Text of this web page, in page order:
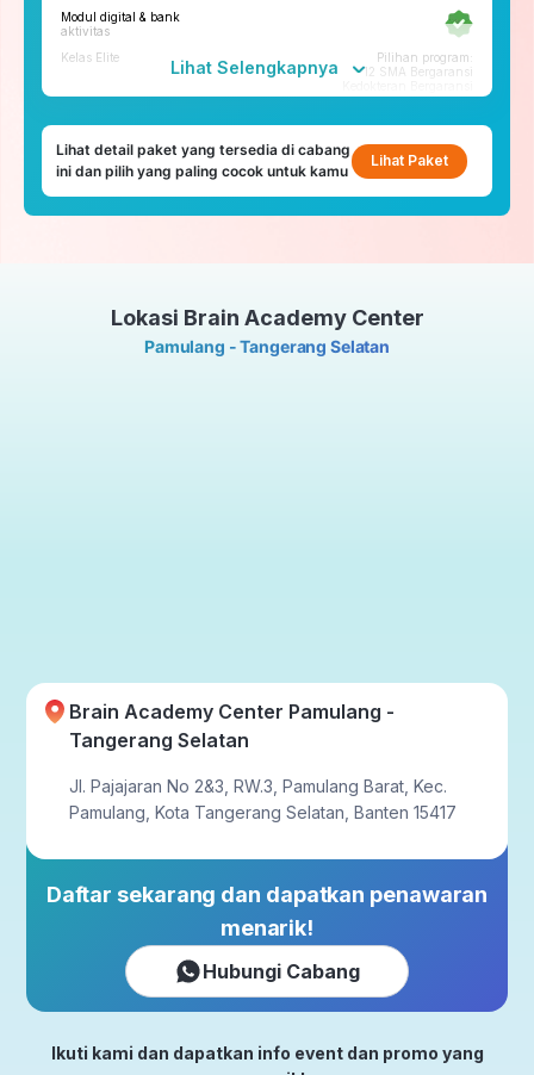
Tryout
Tryout Basic & Premium
23x setahun
Modul digital & bank
aktivitas
Kelas Elite
Pilihan program:
12 SMA Bergaransi
ruangbelajar
roboguru
Kelas Pengembangan Diri
Tatap Muka
Lihat Selengkapnya
Lihat detail paket yang tersedia di cabang
ini dan pilih yang paling cocok untuk kamu
Lihat Paket
Lokasi Brain Academy Center
Pamulang - Tangerang Selatan
Brain Academy Center Pamulang -
Tangerang Selatan
Jl. Pajajaran No 2&3, RW.3, Pamulang Barat, Kec.
Pamulang, Kota Tangerang Selatan, Banten 15417
Daftar sekarang dan dapatkan penawaran
menarik!
Hubungi Cabang
Ikuti kami dan dapatkan info event dan promo yang